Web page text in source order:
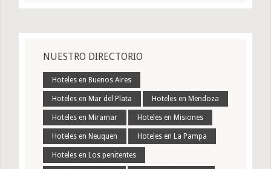
NUESTRO DIRECTORIO
Hoteles en Buenos Aires
Hoteles en Mar del Plata Hoteles en Mendoza
Hoteles en Miramar Hoteles en Misiones
Hoteles en Neuquen Hoteles en La Pampa
Hoteles en Los penitentes